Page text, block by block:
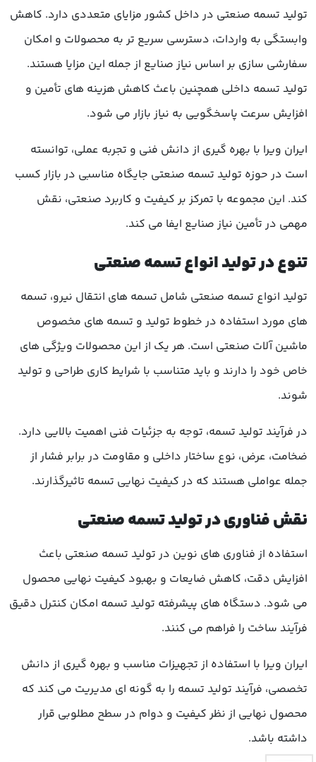
تولید تسمه صنعتی در داخل کشور مزایای متعددی دارد. کاهش
وابستگی به واردات، دسترسی سریع تر به محصولات و امکان
سفارشی سازی بر اساس نیاز صنایع از جمله این مزایا هستند.
تولید تسمه داخلی همچنین باعث کاهش هزینه های تأمین و
افزایش سرعت پاسخگویی به نیاز بازار می شود.
ایران ویرا با بهره گیری از دانش فنی و تجربه عملی، توانسته
است در حوزه تولید تسمه صنعتی جایگاه مناسبی در بازار کسب
کند. این مجموعه با تمرکز بر کیفیت و کاربرد صنعتی، نقش
مهمی در تأمین نیاز صنایع ایفا می کند.
تنوع در تولید انواع تسمه صنعتی
تولید انواع تسمه صنعتی شامل تسمه های انتقال نیرو، تسمه
های مورد استفاده در خطوط تولید و تسمه های مخصوص
ماشین آلات صنعتی است. هر یک از این محصولات ویژگی های
خاص خود را دارند و باید متناسب با شرایط کاری طراحی و تولید
شوند.
در فرآیند تولید تسمه، توجه به جزئیات فنی اهمیت بالایی دارد.
ضخامت، عرض، نوع ساختار داخلی و مقاومت در برابر فشار از
جمله عواملی هستند که در کیفیت نهایی تسمه تاثیرگذارند.
نقش فناوری در تولید تسمه صنعتی
استفاده از فناوری های نوین در تولید تسمه صنعتی باعث
افزایش دقت، کاهش ضایعات و بهبود کیفیت نهایی محصول
می شود. دستگاه های پیشرفته تولید تسمه امکان کنترل دقیق
فرآیند ساخت را فراهم می کنند.
ایران ویرا با استفاده از تجهیزات مناسب و بهره گیری از دانش
تخصصی، فرآیند تولید تسمه را به گونه ای مدیریت می کند که
محصول نهایی از نظر کیفیت و دوام در سطح مطلوبی قرار
داشته باشد.